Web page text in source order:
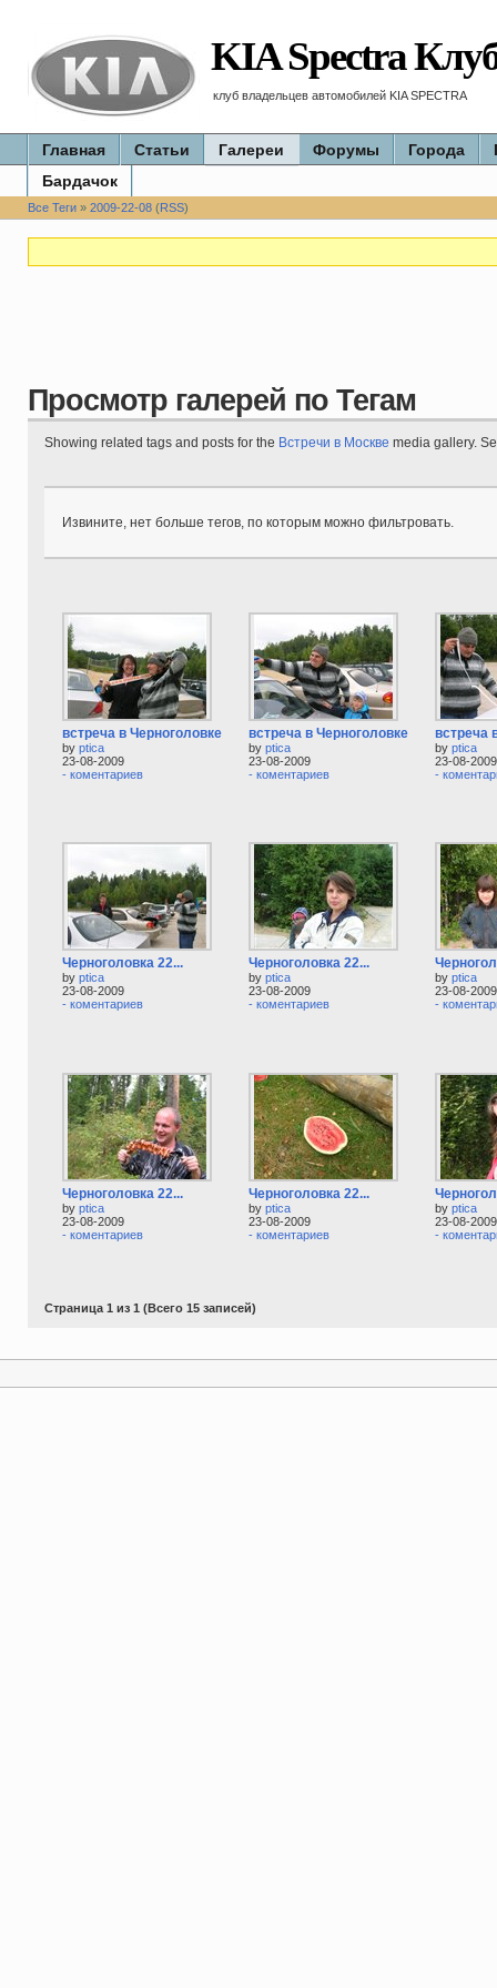
KIA Spectra
клуб владельцев автомобилей KIA SPECTRA
Главная Статьи Галереи Форумы Города
Бардачок
Все Теги» 2009-22-08(RSS)
Просмотр галерей по Тегам
Showing related tags and posts for the Встречи в Москве media gallery.
Извините, нет больше тегов, по которым можно фильтровать.
встреча в Черноголовке...
by ptica
23-08-2009
- коментариев
встреча в Черноголовке...
by ptica
23-08-2009
- коментариев
встреча
by ptica
23-08-2009
-
Черноголовка 22...
by ptica
23-08-2009
- коментариев
Черноголовка 22...
by ptica
23-08-2009
- коментариев
by ptica
23-08-2009
-
Черноголовка 22...
by ptica
23-08-2009
- коментариев
Черноголовка 22...
by ptica
23-08-2009
- коментариев
by ptica
23-08-2009
-
Страница 1 из 1 (Всего 15 записей)